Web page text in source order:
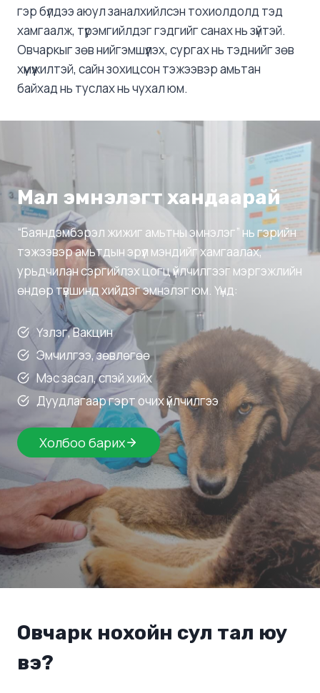
гэр бүлдээ аюул заналхийлсэн тохиолдолд тэд
хамгаалж, түрэмгийлдэг гэдгийг санах нь зүйтэй.
Овчаркыг зөв нийгэмшүүлэх, сургах нь тэднийг зөв
хүмүүжилтэй, сайн зохицсон тэжээвэр амьтан
байхад нь туслах нь чухал юм.
Мал эмнэлэгт хандаарай
“Баяндэмбэрэл жижиг амьтны эмнэлэг” нь гэрийн
тэжээвэр амьтдын эрүүл мэндийг хамгаалах,
урьдчилан сэргийлэх цогц үйлчилгээг мэргэжлийн
өндөр түвшинд хийдэг эмнэлэг юм. Үүнд:
Үзлэг, Вакцин
Эмчилгээ, зөвлөгөө
Мэс засал, спэй хийх
Дуудлагаар гэрт очих үйлчилгээ
Холбоо барих
Овчарк нохойн сул тал юу
вэ?